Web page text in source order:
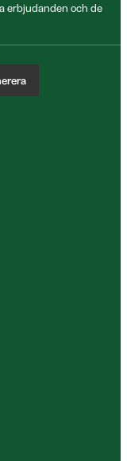
erbjudanden och de